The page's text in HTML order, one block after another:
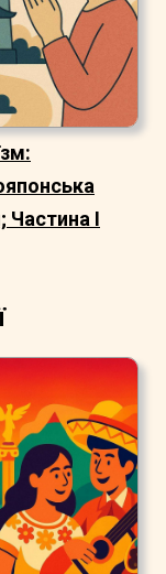
Частина I